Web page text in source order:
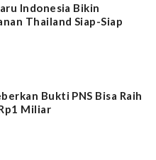
Indonesia Bikin
Thailand Siap-Siap
Bukti PNS Bisa Raih
Miliar